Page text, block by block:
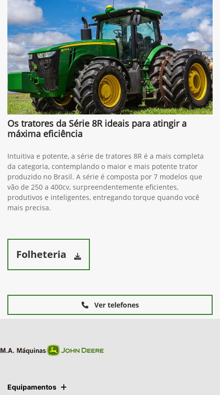
Os tratores da Série 8R ideais para atingir a
máxima eficiência
Intuitiva e potente, a série de tratores 8R é a mais completa
da categoria, contemplando o maior e mais potente trator
produzido no Brasil. A série é composta por 7 modelos que
vão de 250 a 400cv, surpreendentemente eficientes,
produtivos e inteligentes, entregando torque quando você
mais precisa.
Folheteria
Ver telefones
Equipamentos